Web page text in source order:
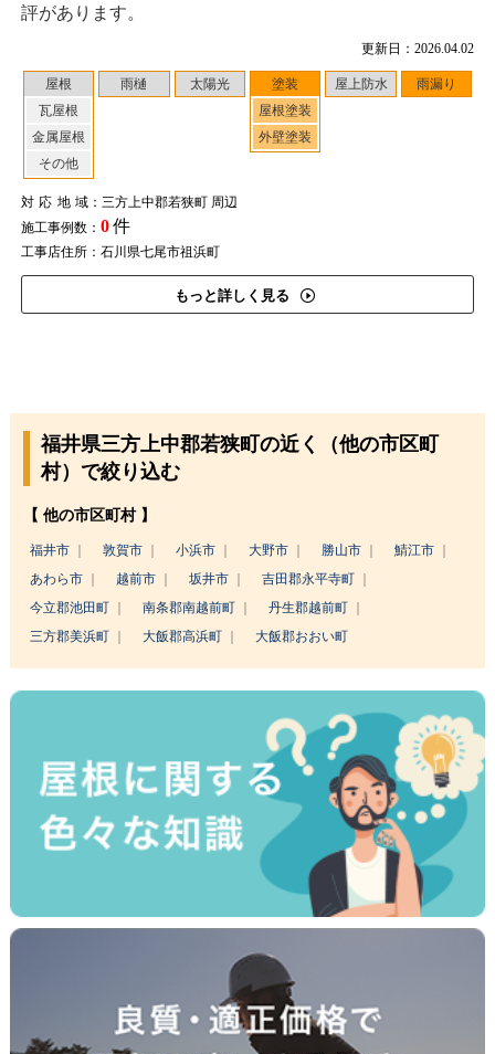
更新日：2026.04.02
屋根
瓦屋根
金属屋根
その他
雨樋 太陽光
塗装
屋根塗装
外壁塗装
屋上防水 雨漏り
対応地域：三方上中郡若狭町 周辺
施工事例数： 0件
工事店住所：石川県七尾市祖浜町
もっと詳しく見る
評があります。
福井県三方上中郡若狭町の近く（他の市区町
村）で絞り込む
【 他の市区町村 】
福井市 敦賀市 小浜市 大野市 勝山市
鯖江市
あわら市
越前市 坂井市
吉田郡永平寺町
今立郡池田町
南条郡南越前町
丹生郡越前町
三方郡美浜町
大飯郡高浜町 大飯郡おおい町